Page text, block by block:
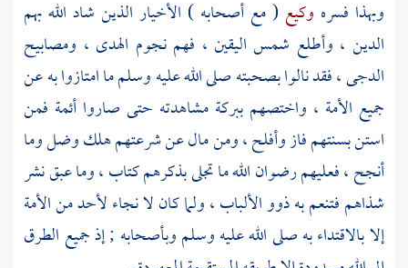
وبهذا فسره وكيع ( مع أصحابه ) الأخيار الذين شاد الله بهم
الدين ، وأطلع شمس اليقين ، فهم نجوم الهدى ، ومصابيح
الدجى ، فقد نالوا بصحبته صلى الله عليه وسلم ما امتازوا به عن
جميع الأمة ، واختصهم ببركة مشاهدته حتى صاروا أئمة فمن
استن بسنتهم فاز وأفلح ، ومن مال عن شرعتهم هلك وضل وما
أنجح ، فعليهم رضوان الله ما تجلى بذكرهم كتاب ، وما عبق نشر
شذاهم فتنعم به ذوو الألباب ، ولما كان لا نجاء لأحد من الأمة
إلا بالاقتداء به صلى الله عليه وسلم وبأصحابه ; إذ جميع الطرق